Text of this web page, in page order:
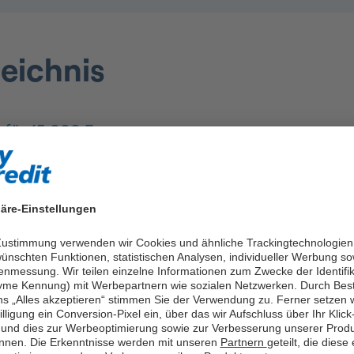
Einstellungen
verwenden wir Cookies und ähnliche
Funktionen, statistischen Analysen, individueller Werbung
Wir teilen einzelne Informationen zum Zwecke der
Kennung) mit Werbepartnern wie sozialen Netzwerken. Durch
„Alles akzeptieren“ stimmen Sie der Verwendung zu. Ferner setzen
ein Conversion-Pixel ein, über das wir Aufschluss über Ihr
dies zur Werbeoptimierung sowie zur Verbesserung unserer
Die Erkenntnisse werden mit unseren Partnern geteilt, die diese
15.000 Euro
Sofortkredit
easyCredit
zum Kredit über 15.000 Euro